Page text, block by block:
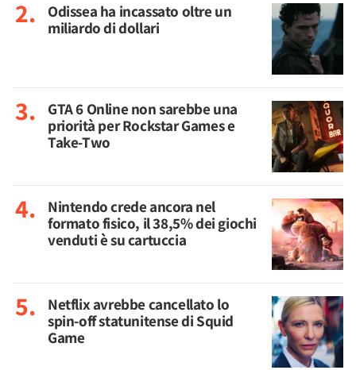
Odissea ha incassato oltre un
miliardo di dollari
GTA 6 Online non sarebbe una
priorità per Rockstar Games e
Take-Two
Nintendo crede ancora nel
formato fisico, il 38,5% dei giochi
venduti è su cartuccia
Netflix avrebbe cancellato lo
spin-off statunitense di Squid
Game